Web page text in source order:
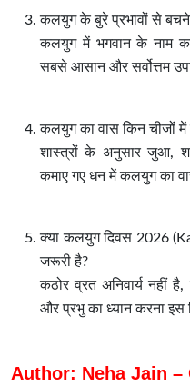
कलयुग के बुरे प्रभावों से
कलयुग में भगवान के नाम का
सबसे आसान और सर्वोत्तम
कलयुग का वास किन चीजों में
शास्त्रों के अनुसार जुआ,
कमाए गए धन में कलयुग का
क्या कलयुग दिवस 2026
जरूरी है?
कठोर व्रत अनिवार्य नहीं
और प्रभु का ध्यान करना इस
Author: Neha Jain –